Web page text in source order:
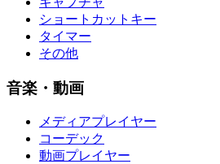
ショートカットキー
タイマー
その他
音楽・動画
メディアプレイヤー
コーデック
動画プレイヤー